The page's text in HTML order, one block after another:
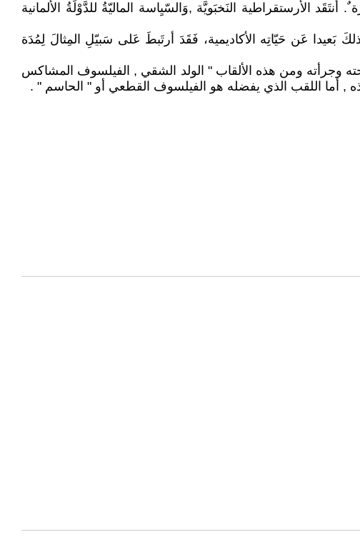
الأرستقراطية النَخبَويَّة ,وَالسّيِاسة الماليّةُ للدَّوْلَةُ الألمانية
بَعيدا عَن حَيّاتِه الأكاديمية، فَقَدَ أرتَبطَ عَلى سَبيّلِ المِثالَ لِمُدَة
وجرأته ومن هذه الألقاب " الولد الشقي , الفيلسوف المشاكس
, أما اللقب الذي يفضله هو الفيلسوف القطعي أو " الحاسم " .